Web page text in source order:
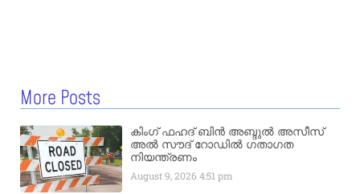
More Posts
കിംഗ് ഫഹദ് ബിൻ അബ്ദുൽ അസീസ്
അൽ സൗദ് റോഡിൽ ഗതാഗത
നിയന്ത്രണം
August 9, 20264:51 pm